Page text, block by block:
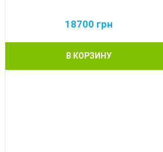
18700 грн
В КОРЗИНУ